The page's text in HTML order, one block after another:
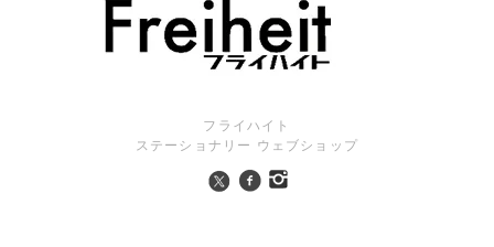
フライハイト
ステーショナリー ウェブショップ